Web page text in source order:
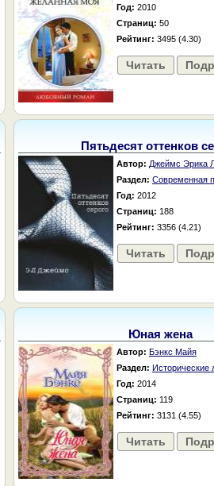
Год: 2010
Страниц: 50
Рейтинг: 3495 (4.30)
Читать
Пятьдесят оттенков
Автор: Джеймс Эрика
Раздел: Современная
Год: 2012
Страниц: 188
Рейтинг: 3356 (4.21)
Читать
Юная жена
Автор: Бэнкс Майя
Раздел:
Год: 2014
Страниц: 119
Рейтинг: 3131 (4.55)
Читать